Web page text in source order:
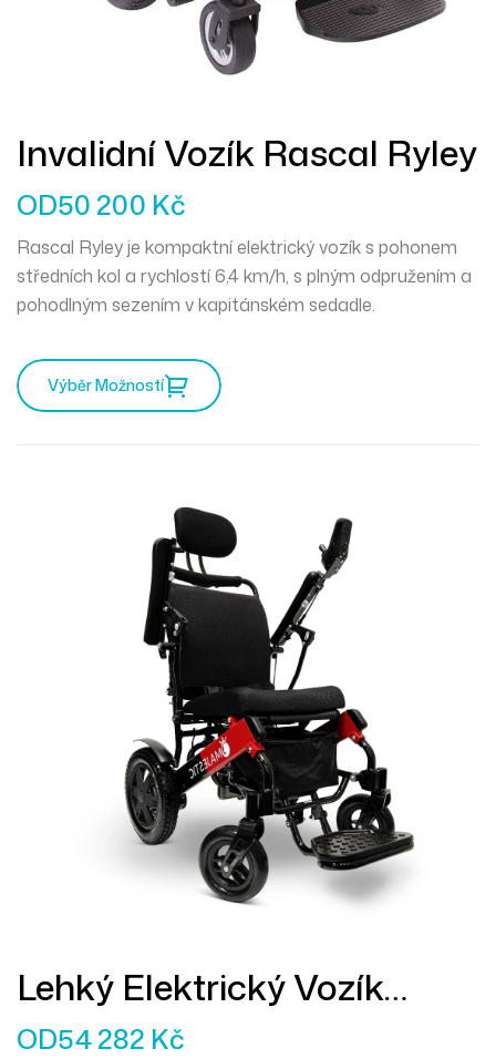
Invalidní Vozík Rascal Ryley
OD50 200 Kč
Rascal Ryley je kompaktní elektrický vozík s pohonem
středních kol a rychlostí 6,4 km/h, s plným odpružením a
pohodlným sezením v kapitánském sedadle.
Výběr Možností
Lehký Elektrický Vozík
MAJESTIC IQ-9000
OD54 282 Kč